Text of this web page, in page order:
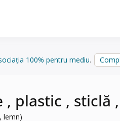
100% pentru mediu.
plastic , sticlă
lemn)